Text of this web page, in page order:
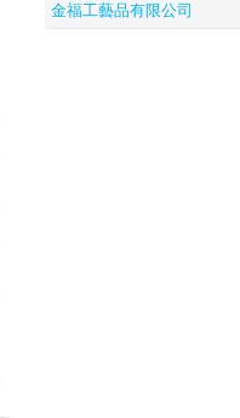
金福工藝品有限公司